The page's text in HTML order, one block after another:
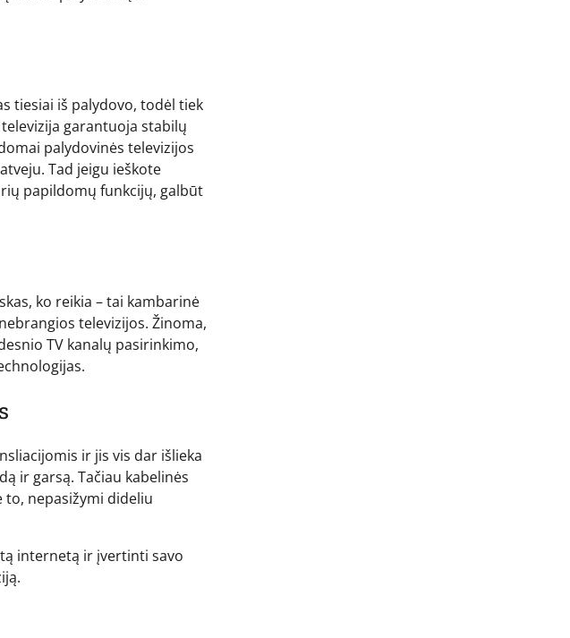
tiesiai iš palydovo, todėl tiek
garantuoja stabilų
palydovinės televizijos
Tad jeigu ieškote
papildomų funkcijų, galbūt
ko reikia – tai kambarinė
televizijos. Žinoma,
TV kanalų pasirinkimo,
ir jis vis dar išlieka
ir garsą. Tačiau kabelinės
nepasižymi dideliu
internetą ir įvertinti savo